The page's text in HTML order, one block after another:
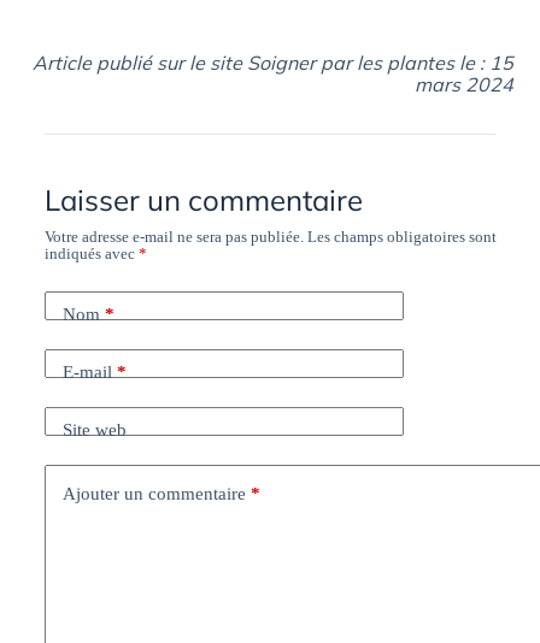
Article publié sur le site Soigner par les plantes le : 15
mars 2024
Laisser un commentaire
Votre adresse e-mail ne sera pas publiée. Les champs obligatoires sont
indiqués avec*
Nom *
E-mail *
Site web
Ajouter un commentaire *